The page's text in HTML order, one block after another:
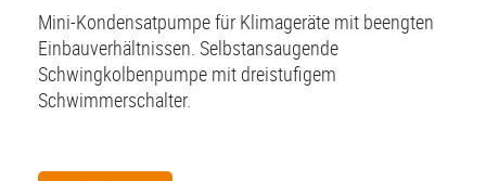
Mini-Kondensatpumpe für Klimageräte mit beengten
Einbauverhältnissen. Selbstansaugende
Schwingkolbenpumpe mit dreistufigem
Schwimmerschalter.